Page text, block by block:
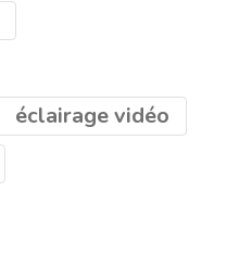
éclairage vidéo